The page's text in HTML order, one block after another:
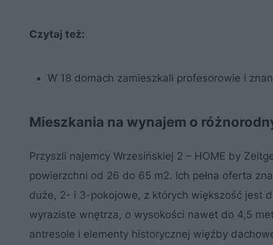
Czytaj też:
W 18 domach zamieszkali profesorowie i
Mieszkania na wynajem o
Przyszli najemcy Wrzesińskiej 2 – HOME by
powierzchni od 26 do 65 m2. Ich pełna oferta
duże, 2- i 3-pokojowe, z których większość jest
wyraziste wnętrza, o wysokości nawet do 4,5
antresole i elementy historycznej więźby